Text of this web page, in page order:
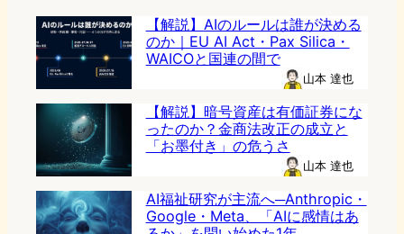
【解説】AIのルールは誰が決める
のか｜EU AI Act・Pax Silica・
WAICOと国連の間で
山本 達也
【解説】暗号資産は有価証券にな
ったのか？金商法改正の成立と
「お墨付き」の危うさ
山本 達也
AI福祉研究が主流へ─Anthropic・
Google・Meta、「AIに感情はあ